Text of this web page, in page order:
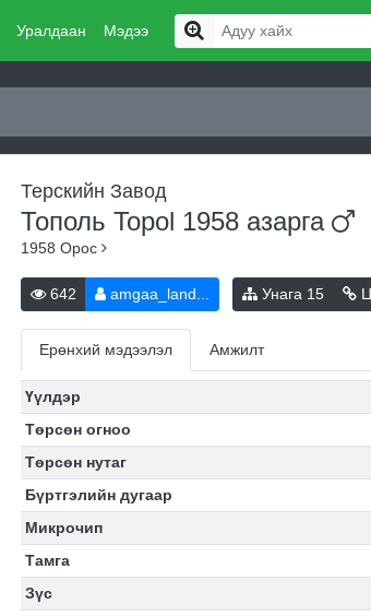
Уралдаан Мэдээ
Терскийн Завод
Тополь Topol 1958 азарга
1958 Орос
642 amgaa_land... Унага 15
Ерөнхий мэдээлэл Амжилт
Үүлдэр
Төрсөн огноо
Төрсөн нутаг
Бүртгэлийн дугаар
Микрочип
Тамга
Зүс